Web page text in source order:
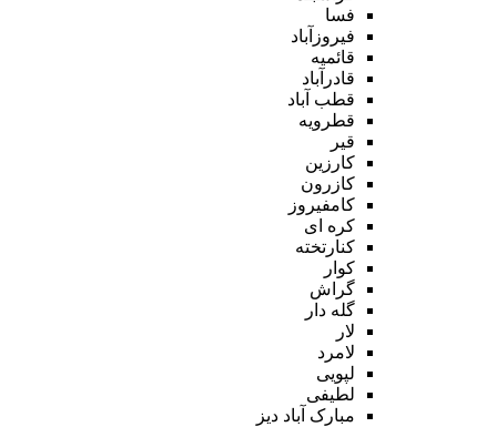
فسا
فیروزآباد
قائمیه
قادرآباد
قطب آباد
قطرویه
قیر
کارزین
کازرون
کامفیروز
کره ای
کنارتخته
کوار
گراش
گله دار
لار
لامرد
لپویی
لطیفی
مبارک آباد دیز